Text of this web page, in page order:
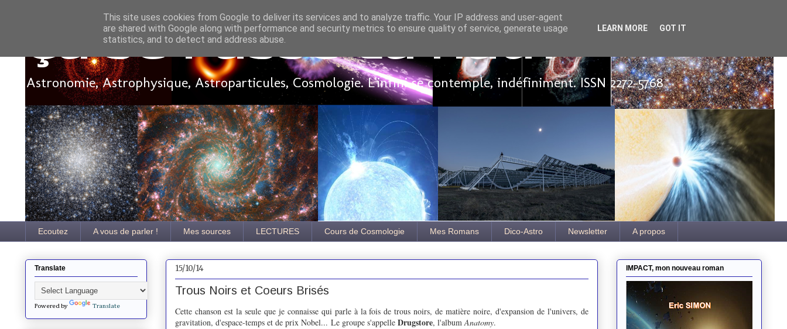
Ça se passe là haut
Astronomie, Astrophysique, Astroparticules, Cosmologie. L'infini se contemple, indéfiniment. ISSN 2272-5768
Ecoutez A vous de parler ! Mes sources LECTURES Cours de Cosmologie Mes Romans Dico-Astro Newsletter A propos
15/10/14
Trous Noirs et Coeurs Brisés
Cette chanson est la seule que je connaisse qui parle à la fois de trous noirs, de matière noire, d'expansion de l'univers, de
gravitation, d'espace-temps et de prix Nobel... Le groupe s'appelle Drugstore, l'album Anatomy.
Translate
Powered by Translate
IMPACT, mon nouveau roman
This site uses cookies from Google to deliver its services and to analyze traffic. Your IP address and user-agent
are shared with Google along with performance and security metrics to ensure quality of service, generate usage
statistics, and to detect and address abuse.
LEARN MORE GOT IT